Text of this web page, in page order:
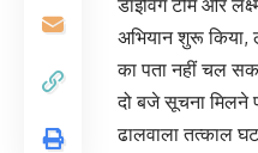
डाइविंग टीम और
अभियान शुरू
का पता नहीं चल
दो बजे सूचना मिलने
ढालवाला तत्काल